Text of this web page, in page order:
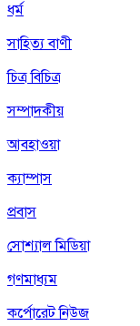
ধর্ম
সাহিত্য বাণী
চিত্র বিচিত্র
সম্পাদকীয়
আবহাওয়া
ক্যাম্পাস
প্রবাস
সোশ্যাল মিডিয়া
গণমাধ্যম
কর্পোরেট নিউজ